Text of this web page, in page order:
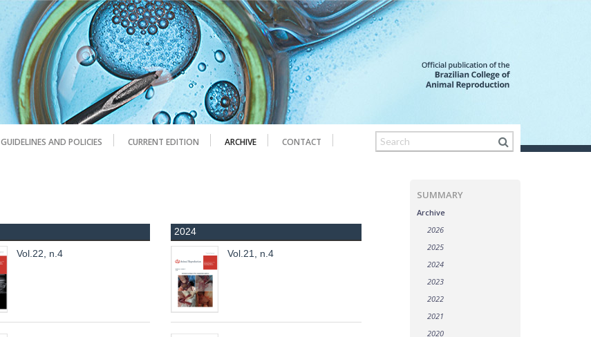
GUIDELINES AND POLICIES CURRENT EDITION ARCHIVE CONTACT
Vol.22, n.4
2024
Vol.21, n.4
SUMMARY
Archive
2026
2025
2024
2023
2022
2021
2020